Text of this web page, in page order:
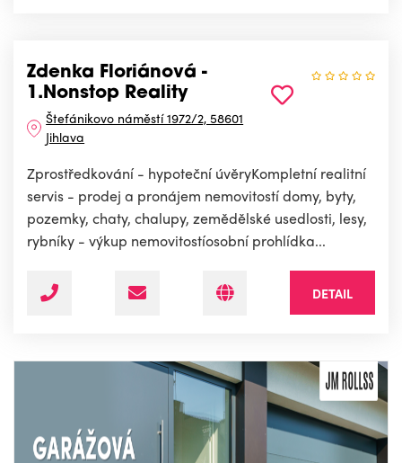
Zdenka Floriánová -
1.Nonstop Reality
Štefánikovo náměstí 1972/2, 58601
Jihlava
Zprostředkování - hypoteční úvěryKompletní realitní
servis - prodej a pronájem nemovitostí domy, byty,
pozemky, chaty, chalupy, zemědělské usedlosti, lesy,
rybníky - výkup nemovitostíosobní prohlídka...
DETAIL